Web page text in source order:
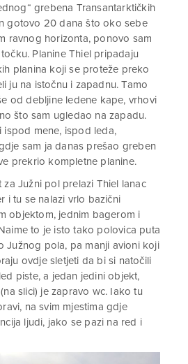
grebena Transantarktičkih
gotovo 20 dana što oko sebe
ravnog horizonta, ponovo sam
Planine Thiel pripadaju
planina koji se proteže preko
ju na istočnu i zapadnu. Tamo
od debljine ledene kape, vrhovi
što sam ugledao na zapadu.
ispod mene, ispod leda,
sam ja danas prešao greben
prekrio kompletne planine.
Južni pol prelazi Thiel lanac
i tu se nalazi vrlo bazični
objektom, jednim bagerom i
to je isto tako polovica puta
Južnog pola, pa manji avioni koji
ovdje sletjeti da bi si natočili
piste, a jedan jedini objekt,
slici) je zapravo wc. Iako tu
na svim mjestima gdje
ljudi, jako se pazi na red i